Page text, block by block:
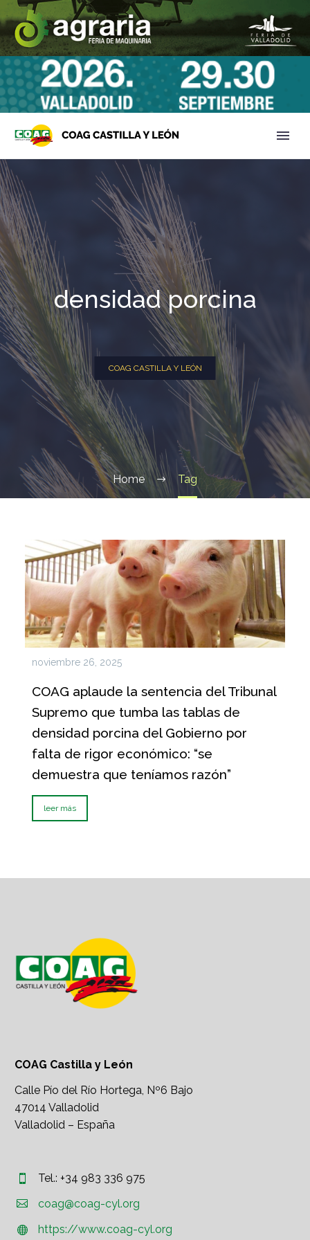
densidad porcina
COAG CASTILLA Y LEÓN
Home Tag
noviembre 26, 2025
COAG aplaude la sentencia del Tribunal
Supremo que tumba las tablas de
densidad porcina del Gobierno por
falta de rigor económico: “se
demuestra que teníamos razón”
leer más
COAG Castilla y León
Calle Pío del Río Hortega, Nº6 Bajo
47014 Valladolid
Valladolid – España

 Tel.: +34 983 336 975

 coag@coag-cyl.org

 https://www.coag-cyl.org